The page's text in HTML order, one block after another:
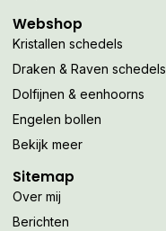
Webshop
Kristallen schedels
Draken & Raven schedels
Dolfijnen & eenhoorns
Engelen bollen
Bekijk meer
Sitemap
Over mij
Berichten